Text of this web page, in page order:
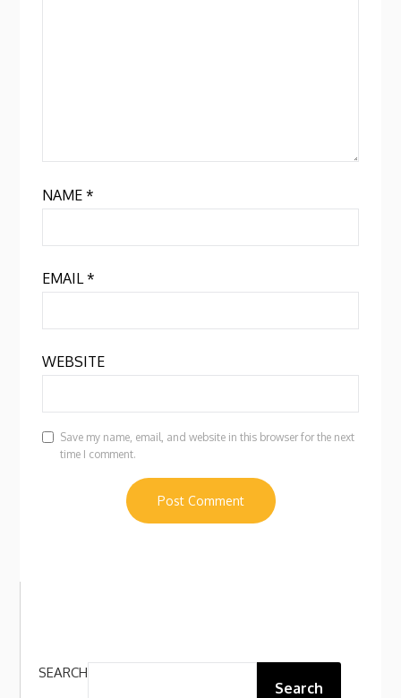
NAME*
EMAIL*
WEBSITE
Save my name, email, and website in this browser for the next
time I comment.
SEARCH
Search